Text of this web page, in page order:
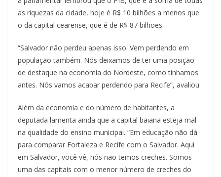
as riquezas da cidade, hoje é R$ 10 bilhões a menos que
o da capital cearense, que é de R$ 87 bilhões.
“Salvador não perdeu apenas isso. Vem perdendo em
população também. Nós deixamos de ter uma posição
de destaque na economia do Nordeste, como tínhamos
antes. Nós vamos acabar perdendo para Recife”, avaliou.
Além da economia e do número de habitantes, a
deputada lamenta ainda que a capital baiana esteja mal
na qualidade do ensino municipal. “Em educação não dá
para comparar Fortaleza e Recife com o Salvador. Aqui
em Salvador, você vê, nós não temos creches. Somos
uma das capitais com o menor número de creches do